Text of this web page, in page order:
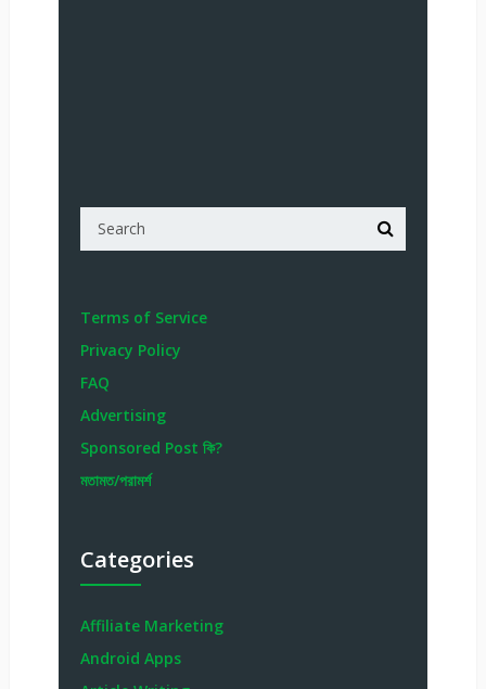
Terms of Service
Privacy Policy
FAQ
Advertising
Sponsored Post কি?
মতামত/পরামর্শ
Categories
Affiliate Marketing
Android Apps